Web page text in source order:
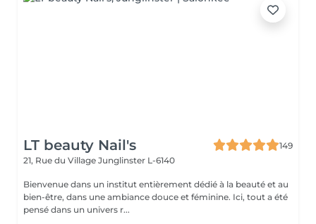
LT beauty Nail's
149
21, Rue du Village Junglinster L-6140
Bienvenue dans un institut entièrement dédié à la beauté et au
bien-être, dans une ambiance douce et féminine. Ici, tout a été
pensé dans un univers r...